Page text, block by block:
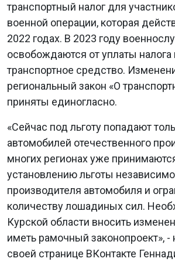
транспортный налог для
военной операции, которая
2022 годах. В 2023 году
освобождаются от уплаты налога
транспортное средство.
региональный закон «О
приняты единогласно.
«Сейчас под льготу попадают
автомобилей отечественного
многих регионах уже
установлению льготы
производителя автомобиля и
количеству лошадиных сил.
Курской области вносить
иметь рамочный законопроект», -
своей странице ВКонтакте